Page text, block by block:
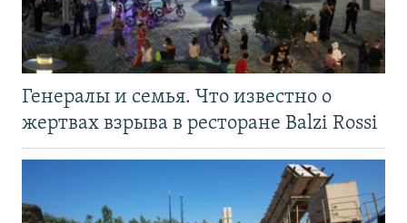
Генералы и семья. Что известно о
жертвах взрыва в ресторане Balzi Rossi